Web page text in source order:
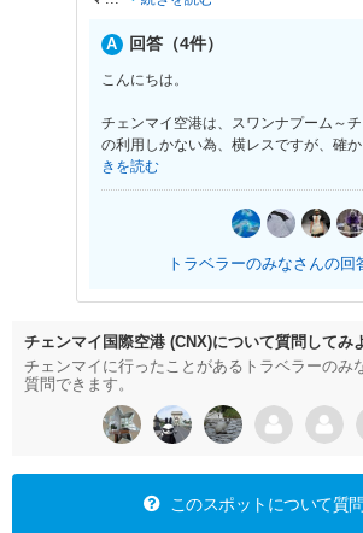
回答（4件）
こんにちは。
チェンマイ空港は、スワンナプーム～
の利用しかない為、横レスですが、確
きを読む
トラベラーのみなさんの回
チェンマイ国際空港 (CNX)について質問してみ
チェンマイに行ったことがあるトラベラーのみ
質問できます。
このスポットについて質